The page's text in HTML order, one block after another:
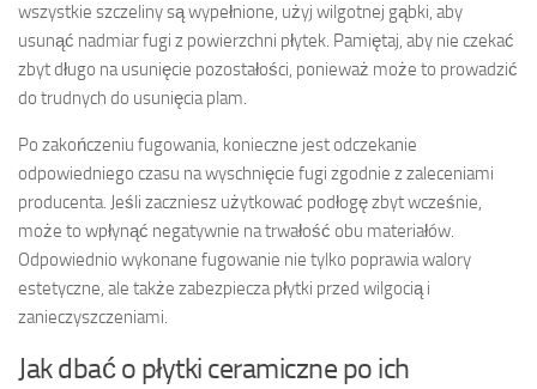
wszystkie szczeliny są wypełnione, użyj wilgotnej gąbki, aby
usunąć nadmiar fugi z powierzchni płytek. Pamiętaj, aby nie czekać
zbyt długo na usunięcie pozostałości, ponieważ może to prowadzić
do trudnych do usunięcia plam.
Po zakończeniu fugowania, konieczne jest odczekanie
odpowiedniego czasu na wyschnięcie fugi zgodnie z zaleceniami
producenta. Jeśli zaczniesz użytkować podłogę zbyt wcześnie,
może to wpłynąć negatywnie na trwałość obu materiałów.
Odpowiednio wykonane fugowanie nie tylko poprawia walory
estetyczne, ale także zabezpiecza płytki przed wilgocią i
zanieczyszczeniami.
Jak dbać o płytki ceramiczne po ich